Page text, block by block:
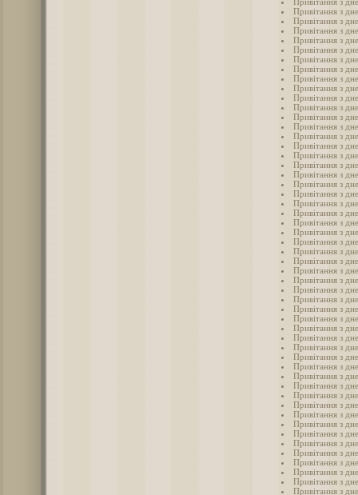
Привітання з
Привітання з
Привітання з
Привітання з
Привітання з
Привітання з
Привітання з
Привітання з
Привітання з
Привітання з
Привітання з
Привітання з
Привітання з
Привітання з
Привітання з
Привітання з
Привітання з
Привітання з
Привітання з
Привітання з
Привітання з
Привітання з
Привітання з
Привітання з
Привітання з
Привітання з
Привітання з
Привітання з
Привітання з
Привітання з
Привітання з
Привітання з
Привітання з
Привітання з
Привітання з
Привітання з
Привітання з
Привітання з
Привітання з
Привітання з
Привітання з
Привітання з
Привітання з
Привітання з
Привітання з
Привітання з
Привітання з
Привітання з
Привітання з
Привітання з
Привітання з